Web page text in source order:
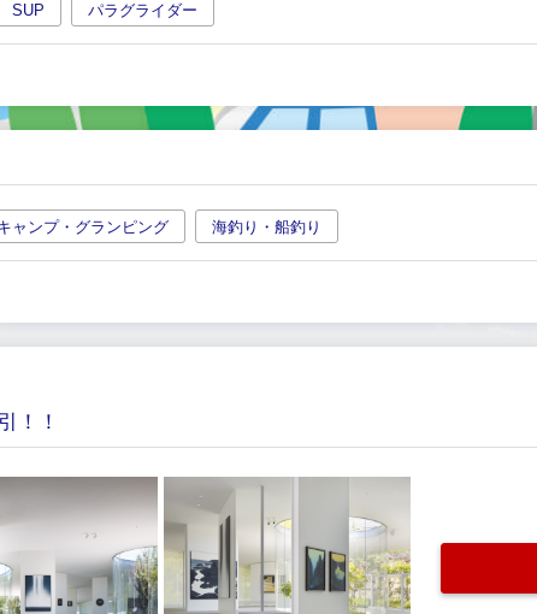
SUP パラグライダー
ャンプ・グランピング 海釣り・船釣り
！！